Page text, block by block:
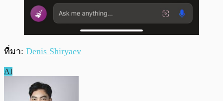
ที่มา: Denis Shiryaev
AI